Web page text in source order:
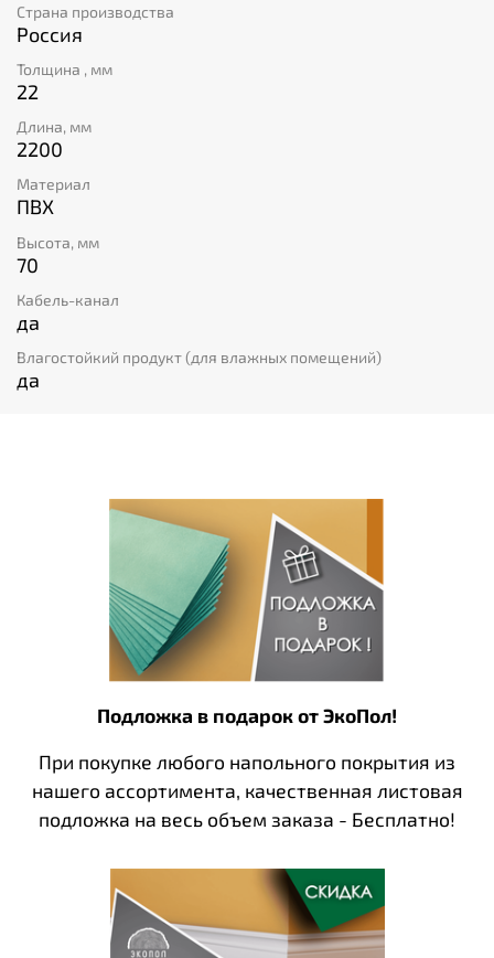
Страна производства
Россия
Толщина , мм
22
Длина, мм
2200
Материал
ПВХ
Высота, мм
70
Кабель-канал
да
Влагостойкий продукт (для влажных помещений)
да
Подложка в подарок от ЭкоПол!
При покупке любого напольного покрытия из
нашего ассортимента, качественная листовая
подложка на весь объем заказа - Бесплатно!